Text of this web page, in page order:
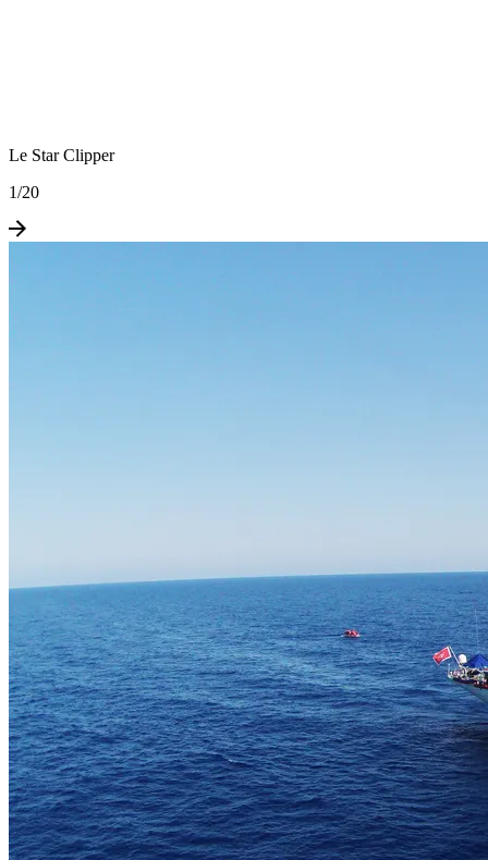
Le Star Clipper
1/20